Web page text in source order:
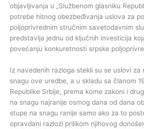
objavljivanja u „Službenom glasniku
potrebe hitnog obezbeđivanja uslova za
poljoprivrednim stručnim savetodavnim
predstavlja jednu od ključnih investicija
povećanju konkuretnosti srpske
Iz navedenih razloga stekli su se uslovi za
snagu ove uredbe, a u skladu sa članom
Republike Srbije, prema kome zakoni i
na snagu najranije osmog dana od dana
stupe na snagu ranije samo ako za to
opravdani razlozi prilikom njihovog